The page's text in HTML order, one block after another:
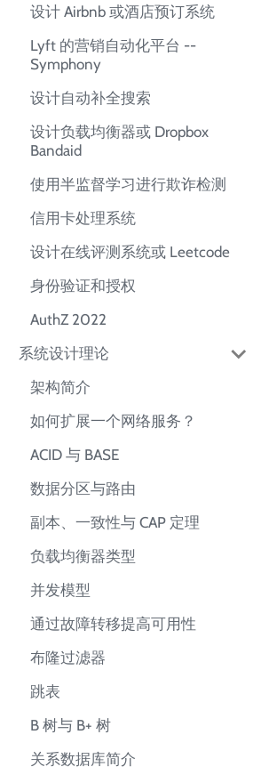
设计 Airbnb 或酒店预订系统
Lyft 的营销自动化平台 --
Symphony
设计自动补全搜索
设计负载均衡器或 Dropbox
Bandaid
使用半监督学习进行欺诈检测
信用卡处理系统
设计在线评测系统或 Leetcode
身份验证和授权
AuthZ 2022
系统设计理论
架构简介
如何扩展一个网络服务？
ACID 与 BASE
数据分区与路由
副本、一致性与 CAP 定理
负载均衡器类型
并发模型
通过故障转移提高可用性
布隆过滤器
跳表
B 树与 B+ 树
关系数据库简介